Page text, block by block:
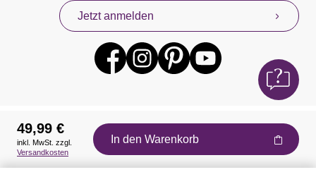
Jetzt anmelden
Auszeichnungen
49,99 €
inkl. MwSt. zzgl.
Versandkosten
In den Warenkorb